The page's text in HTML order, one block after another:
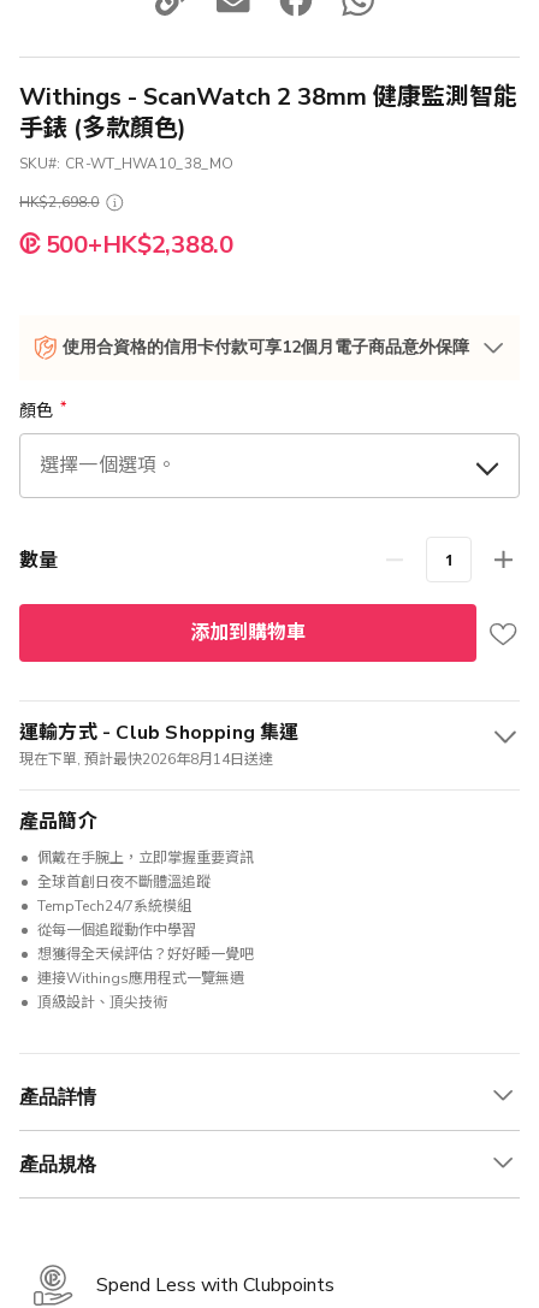
Withings - ScanWatch 2 38mm 健康監測智能
手錶 (多款顏色)
SKU
CR-WT_HWA10_38_MO
HK$2,698.0
500+HK$2,388.0
使用合資格的信用卡付款可享12個月電子商品意外保障
顏色
數量
添加到購物車
運輸方式 - Club Shopping 集運
現在下單, 預計最快2026年8月14日送達
產品簡介
佩戴在手腕上，立即掌握重要資訊
全球首創日夜不斷體溫追蹤
TempTech24/7系統模組
從每一個追蹤動作中學習
想獲得全天候評估？好好睡一覺吧
連接Withings應用程式一覽無遺
頂級設計、頂尖技術
產品詳情
產品規格
Spend Less with Clubpoints